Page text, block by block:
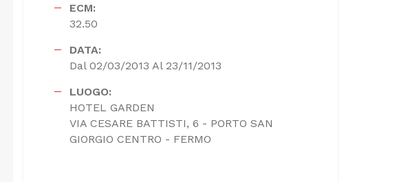
ECM:
32.50
DATA:
Dal 02/03/2013 Al 23/11/2013
LUOGO:
HOTEL GARDEN
VIA CESARE BATTISTI, 6 - PORTO SAN
GIORGIO CENTRO - FERMO